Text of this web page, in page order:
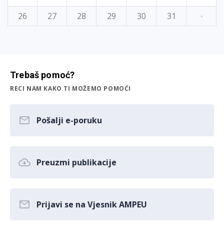
26
27 28 29 30 31 ·
Trebaš pomoć?
RECI NAM KAKO TI MOŽEMO POMOĆI
Pošalji e-poruku
Preuzmi publikacije
Prijavi se na Vjesnik AMPEU